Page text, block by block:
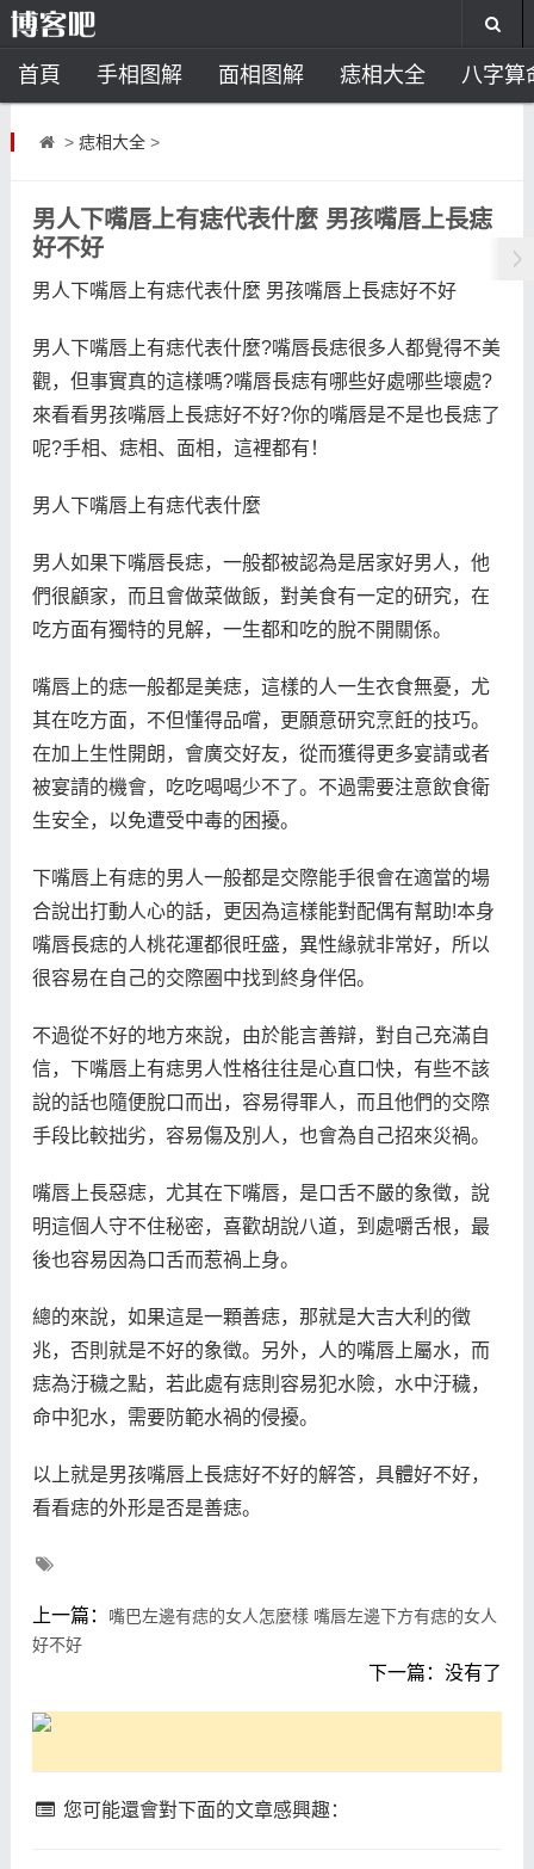
首頁 手相图解 面相图解 痣相大全 八字算
风水开运 助运饰品
> 痣相大全>
男人下嘴唇上有痣代表什麼 男孩嘴唇上長痣
好不好
男人下嘴唇上有痣代表什麼 男孩嘴唇上長痣好不好
男人下嘴唇上有痣代表什麼?嘴唇長痣很多人都覺得不美
觀，但事實真的這樣嗎?嘴唇長痣有哪些好處哪些壞處?
來看看男孩嘴唇上長痣好不好?你的嘴唇是不是也長痣了
呢?手相、痣相、面相，這裡都有！
男人下嘴唇上有痣代表什麼
男人如果下嘴唇長痣，一般都被認為是居家好男人，他
們很顧家，而且會做菜做飯，對美食有一定的研究，在
吃方面有獨特的見解，一生都和吃的脫不開關係。
嘴唇上的痣一般都是美痣，這樣的人一生衣食無憂，尤
其在吃方面，不但懂得品嚐，更願意研究烹飪的技巧。
在加上生性開朗，會廣交好友，從而獲得更多宴請或者
被宴請的機會，吃吃喝喝少不了。不過需要注意飲食衛
生安全，以免遭受中毒的困擾。
下嘴唇上有痣的男人一般都是交際能手很會在適當的場
合說出打動人心的話，更因為這樣能對配偶有幫助!本身
嘴唇長痣的人桃花運都很旺盛，異性緣就非常好，所以
很容易在自己的交際圈中找到終身伴侶。
不過從不好的地方來說，由於能言善辯，對自己充滿自
信，下嘴唇上有痣男人性格往往是心直口快，有些不該
說的話也隨便脫口而出，容易得罪人，而且他們的交際
手段比較拙劣，容易傷及別人，也會為自己招來災禍。
嘴唇上長惡痣，尤其在下嘴唇，是口舌不嚴的象徵，說
明這個人守不住秘密，喜歡胡說八道，到處嚼舌根，最
後也容易因為口舌而惹禍上身。
總的來說，如果這是一顆善痣，那就是大吉大利的徵
兆，否則就是不好的象徵。另外，人的嘴唇上屬水，而
痣為汙穢之點，若此處有痣則容易犯水險，水中汙穢，
命中犯水，需要防範水禍的侵擾。
以上就是男孩嘴唇上長痣好不好的解答，具體好不好，
看看痣的外形是否是善痣。
上一篇： 嘴巴左邊有痣的女人怎麼樣 嘴唇左邊下方有痣的女人
好不好
下一篇：没有了
您可能還會對下面的文章感興趣：